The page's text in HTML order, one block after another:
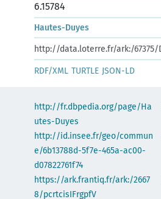
6.15784
Hautes-Duyes
http://data.loterre.fr/ark:/67375/
RDF/XML TURTLE JSON-LD
http://fr.dbpedia.org/page/Ha
utes-Duyes
http://id.insee.fr/geo/commun
e/6b13788d-5f7e-465a-ac00-
d07822761f74
https://ark.frantiq.fr/ark:/2667
8/pcrtcisIFrgpfV